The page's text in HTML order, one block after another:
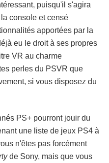
puisqu'il s'agira
console et censé
apportées par la
eu le droit à ses propres
VR au charme
perles du PSVR que
si vous disposez du
PS+ pourront jouir du
une liste de jeux PS4 à
n'êtes pas forcément
de Sony, mais que vous